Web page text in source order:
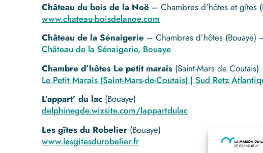
Château du bois de la Noë – Chambres d’hôtes et gîtes
www.chateau-boisdelanoe.com
Château de la Sénaigerie – Chambres d’hôtes (Bouaye)
Château de la Sénaigerie, Bouaye
Chambre d’hôtes Le petit marais (Saint-Mars de Coutais)
Le Petit Marais (Saint-Mars-de-Coutais) | Sud Retz
L’appart’ du lac (Bouaye)
delphinegde.wixsite.com/lappartdulac
Les gîtes du Robelier (Bouaye)
www.lesgitesdurobelier.fr